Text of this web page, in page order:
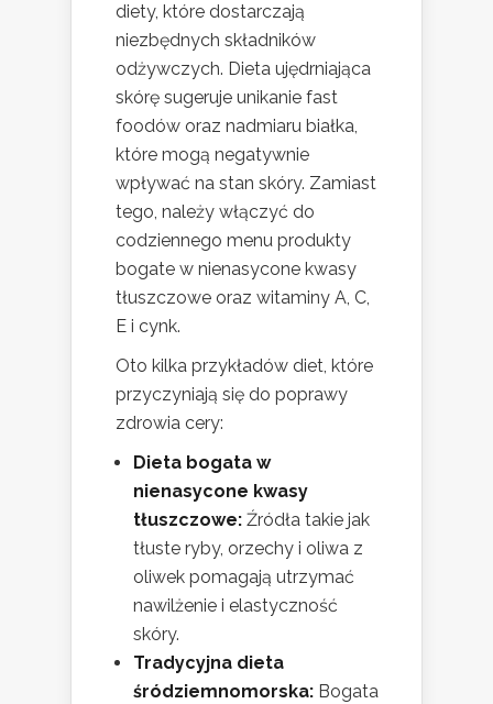
diety, które dostarczają
niezbędnych składników
odżywczych. Dieta ujędrniająca
skórę sugeruje unikanie fast
foodów oraz nadmiaru białka,
które mogą negatywnie
wpływać na stan skóry. Zamiast
tego, należy włączyć do
codziennego menu produkty
bogate w nienasycone kwasy
tłuszczowe oraz witaminy A, C,
E i cynk.
Oto kilka przykładów diet, które
przyczyniają się do poprawy
zdrowia cery:
Dieta bogata w
nienasycone kwasy
tłuszczowe: Źródła takie jak
tłuste ryby, orzechy i oliwa z
oliwek pomagają utrzymać
nawilżenie i elastyczność
skóry.
Tradycyjna dieta
śródziemnomorska: Bogata